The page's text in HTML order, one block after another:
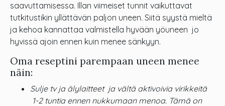
saavuttamisessa. Illan viimeiset tunnit vaikuttavat
tutkitustikin yllättävän paljon uneen. Siitä syystä mieltä
ja kehoa kannattaa valmistella hyvään yöuneen jo
hyvissä ajoin ennen kuin menee sänkyyn.
Oma reseptini parempaan uneen menee
näin:
Sulje tv ja älylaitteet ja vältä aktivoivia virikkeitä
1-2 tuntia ennen nukkumaan menoa. Tämä on